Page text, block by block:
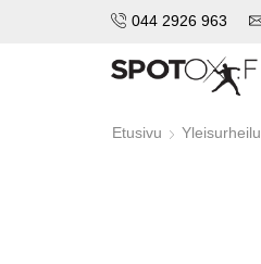
044 2926 963
Etusivu Yleisurheilu